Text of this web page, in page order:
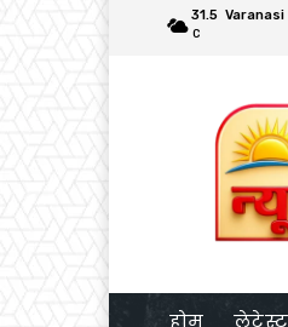
31.5
C
Varanasi
होम